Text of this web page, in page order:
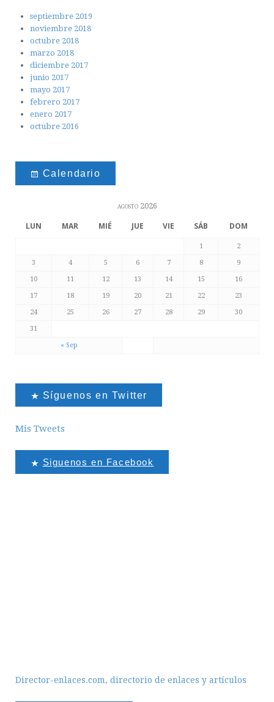
septiembre 2019
noviembre 2018
octubre 2018
marzo 2018
diciembre 2017
junio 2017
mayo 2017
febrero 2017
enero 2017
octubre 2016
Calendario
agosto 2026
LUN MAR MIÉ JUE VIE SÁB DOM
« Sep
1 2
3 4 5 6 7 8 9
10 11 12 13 14 15 16
17 18 19 20 21 22 23
24 25 26 27 28 29 30
31
Síguenos en Twitter
Mis Tweets
Siguenos en Facebook
Director-enlaces.com, directorio de enlaces y artículos